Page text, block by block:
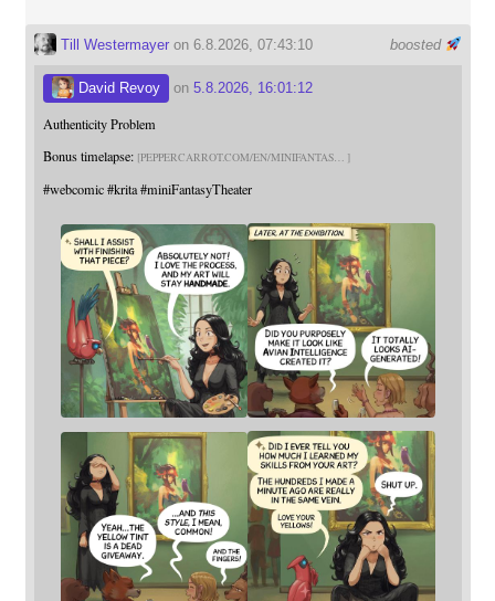
boosted
Till Westermayeron 6.8.2026, 07:43:10
David Revoy on 5.8.2026, 16:01:12
Authenticity Problem
Bonus timelapse: PEPPERCARROT.COM/EN/MINIFANTAS
#webcomic #krita #miniFantasyTheater